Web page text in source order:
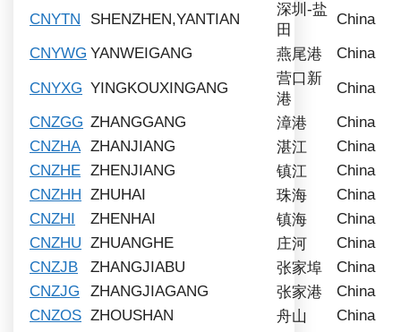
CNYTN SHENZHEN,YANTIAN
深圳-盐
田
China
CNYWG YANWEIGANG 燕尾港 China
CNYXG YINGKOUXINGANG
营口新
港
China
CNZGG ZHANGGANG 漳港
China
CNZHA ZHANJIANG 湛江
China
CNZHE ZHENJIANG 镇江
China
CNZHH ZHUHAI 珠海
China
CNZHI
ZHENHAI 镇海
China
CNZHU ZHUANGHE 庄河
China
CNZJB
ZHANGJIABU 张家埠
China
CNZJG
ZHANGJIAGANG 张家港
China
CNZOS ZHOUSHAN 舟山
China